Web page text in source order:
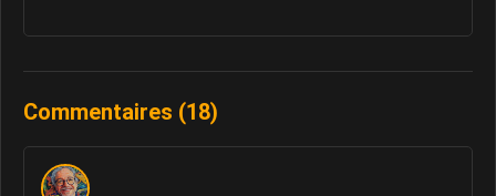
Commentaires (18)